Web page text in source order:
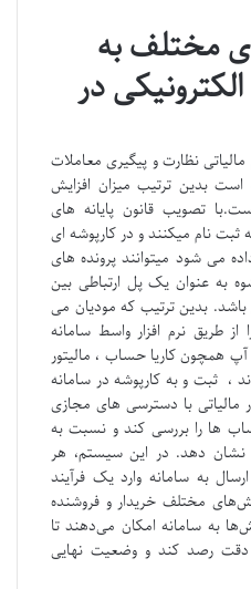
مختلف به
در
نظارت و پیگیری معاملات
بدین ترتیب میزان افزایش
تصویب قانون پایانه های
ثبت نام میکنند و در کارپوشه ای
می شود میتوانند پرونده های
به عنوان یک پل ارتباطی بین
بدین ترتیب که مودیان می
طریق نرم افزار واسط سامانه
همچون کاریا حساب ، مالیتور
، ثبت و به کارپوشه در سامانه
مالیاتی با دسترسی های مجازی
ها را بررسی کند و نسبت به
دهد. در این سیستم، هر
به سامانه وارد یک فرآیند
مختلف خریدار و فروشنده
به سامانه امکان می‌دهند تا
دقت رصد کند و وضعیت نهایی